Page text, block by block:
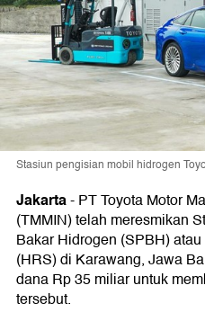
Stasiun pengisian mobil hidrogen
Jakarta-PT Toyota Motor
(TMMIN) telah meresmikan
Bakar Hidrogen (SPBH)
(HRS) di Karawang, Jawa
dana Rp 35 miliar untuk
tersebut.